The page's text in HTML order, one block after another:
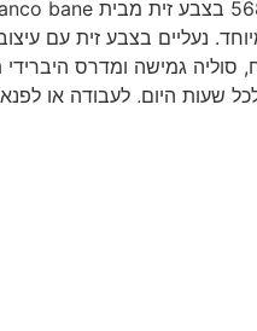
נעליים בצבע זית עם
סוליה גמישה ומדרס היברידי
שעות היום, לעבודה או לפנאי.